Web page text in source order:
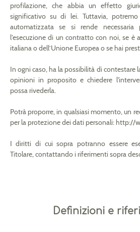
profilazione, che abbia un effetto
significativo su di lei. Tuttavia,
automatizzata se si rende
l'esecuzione di un contratto con noi, se è
italiana o dell’Unione Europea o se hai
In ogni caso, ha la possibilità di contestare
opinioni in proposito e chiedere
possa rivederla.
Potrà proporre, in qualsiasi momento, un
per la protezione dei dati personali: http://
I diritti di cui sopra potranno essere
Titolare, contattando i riferimenti sopra
Definizioni e